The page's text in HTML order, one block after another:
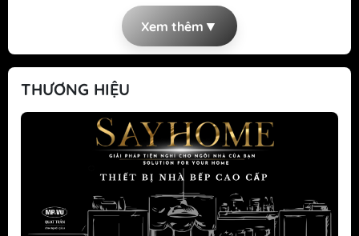
Xem thêm ▼
THƯƠNG HIỆU